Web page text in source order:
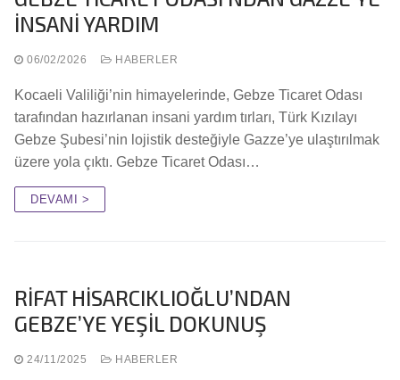
İNSANİ YARDIM
06/02/2026 HABERLER
Kocaeli Valiliği’nin himayelerinde, Gebze Ticaret Odası
tarafından hazırlanan insani yardım tırları, Türk Kızılayı
Gebze Şubesi’nin lojistik desteğiyle Gazze’ye ulaştırılmak
üzere yola çıktı. Gebze Ticaret Odası…
DEVAMI >
RİFAT HİSARCIKLIOĞLU’NDAN
GEBZE’YE YEŞİL DOKUNUŞ
24/11/2025 HABERLER